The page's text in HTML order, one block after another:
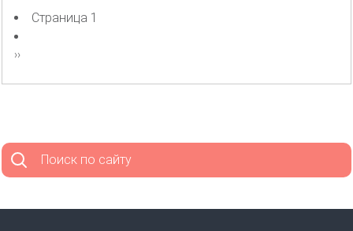
Нумерация
страниц
Страница 1
Следующая
››
Поиск по сайту